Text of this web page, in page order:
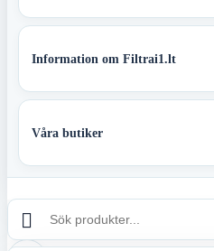
Information om Filtrai1.lt
Våra butiker
